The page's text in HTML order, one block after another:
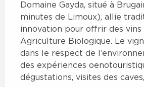
Domaine Gayda, situé à
minutes de Limoux), allie
innovation pour offrir des vins
Agriculture Biologique. Le
dans le respect de
des expériences
dégustations, visites des